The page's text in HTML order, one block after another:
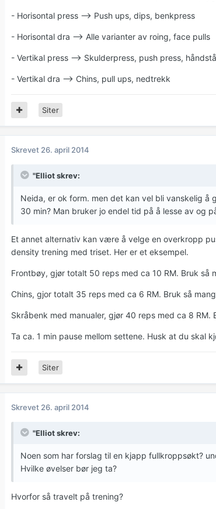
- Horisontal press --> Push ups, dips, benkpress
- Horisontal dra --> Alle varianter av roing, face pulls
- Vertikal press --> Skulderpress, push press,
- Vertikal dra --> Chins, pull ups, nedtrekk
Siter
Skrevet 26. april 2014
"Elliot skrev:
Neida, er ok form. men det kan vel bli vanskelig å
30 min? Man bruker jo endel tid på å lesse av og
Et annet alternativ kan være å velge en overkropp
density trening med triset. Her er et eksempel.
Frontbøy, gjør totalt 50 reps med ca 10 RM. Bruk så
Chins, gjor totalt 35 reps med ca 6 RM. Bruk så
Skråbenk med manualer, gjør 40 reps med ca 8 RM.
Ta ca. 1 min pause mellom settene. Husk at du skal
Siter
Skrevet 26. april 2014
"Elliot skrev:
Noen som har forslag til en kjapp fullkroppsøkt?
Hvilke øvelser bør jeg ta?
Hvorfor så travelt på trening?